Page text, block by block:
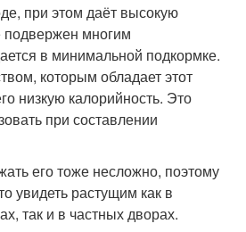
при этом даёт высокую
подвержен многим
в минимальной подкормке.
которым обладает этот
низкую калорийность. Это
при составлении
его тоже несложно, поэтому
увидеть растущим как в
так и в частных дворах.